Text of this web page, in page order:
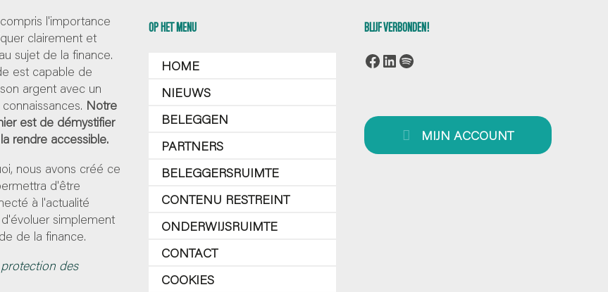
l'importance
clairement et
sujet de la finance.
est capable de
argent avec un
Notre
est de démystifier
rendre accessible.
nous avons créé ce
d'être
à l'actualité
simplement
de la finance.
des
OP HET MENU
HOME
NIEUWS
BELEGGEN
PARTNERS
BELEGGERSRUIMTE
CONTENU RESTREINT
ONDERWIJSRUIMTE
CONTACT
COOKIES
BLIJF VERBONDEN!
Facebook
LinkedIn
Spotify
MIJN ACCOUNT